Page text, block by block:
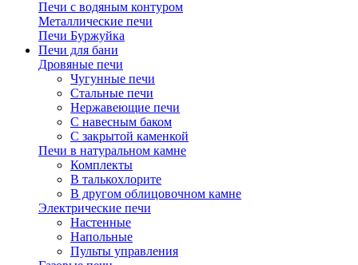
Печи с водяным контуром
Металлические печи
Печи Буржуйка
Печи для бани
Дровяные печи
Чугунные печи
Стальные печи
Нержавеющие печи
С навесным баком
С закрытой каменкой
Печи в натуральном камне
Комплекты
В талькохлорите
В другом облицовочном камне
Электрические печи
Настенные
Напольные
Пульты управления